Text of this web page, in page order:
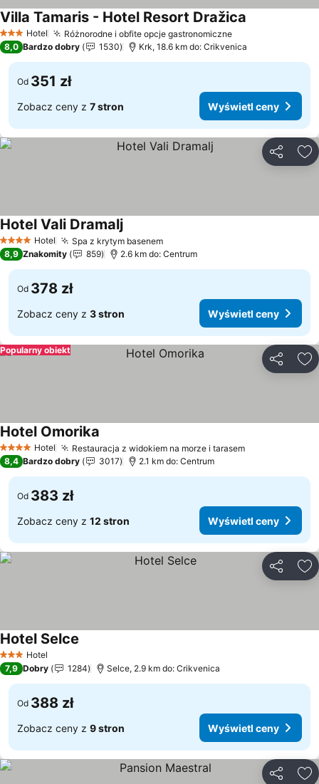
3 Kategoria
Hotel Różnorodne i obfite opcje gastronomiczneWyświetl ceny
Villa Tamaris - Hotel Resort Dražica
8,0 Bardzo dobry 1530 Krk, 18.6 km do: Crikvenica
Od 351 zł
Zobacz ceny z 7 stron Wyświetl ceny
4 KategoriaHotel Spa z krytym basenemWyświetl ceny
Hotel Vali DramaljWyświetl ceny
8,9 Znakomity 859 2.6 km do: Centrum
Od 378 zł
Zobacz ceny z 3 stron Wyświetl ceny
Popularny obiekt
4 KategoriaHotel Restauracja z widokiem na morze i tarasemWyświetl
Hotel Omorika
8,4 Bardzo dobry 3017 2.1 km do: Centrum
Od 383 zł
Zobacz ceny z 12 stron Wyświetl ceny
3 Kategoria
Hotel
Hotel Selce
7,9 Dobry 1284 Selce, 2.9 km do: Crikvenica
Od 388 zł
Zobacz ceny z 9 stron Wyświetl ceny